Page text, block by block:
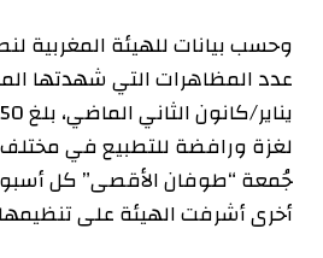
وحسب بيانات للهيئة المغربية
لغزة ورافضة للتطبيع في مختلف
جُمعة “طوفان الأقصى” كل
أخرى أشرفت الهيئة على